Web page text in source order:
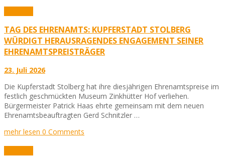
TAG DES EHRENAMTS: KUPFERSTADT STOLBERG
WÜRDIGT HERAUSRAGENDES ENGAGEMENT SEINER
EHRENAMTSPREISTRÄGER
23. Juli 2026
Die Kupferstadt Stolberg hat ihre diesjährigen Ehrenamtspreise im
festlich geschmückten Museum Zinkhütter Hof verliehen.
Bürgermeister Patrick Haas ehrte gemeinsam mit dem neuen
Ehrenamtsbeauftragten Gerd Schnitzler …
mehr lesen 0 Comments